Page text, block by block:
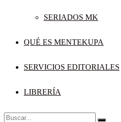
SERIADOS MK
QUÉ ES MENTEKUPA
SERVICIOS EDITORIALES
LIBRERÍA